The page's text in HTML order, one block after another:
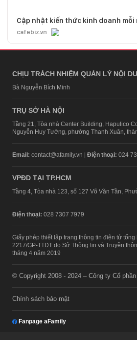
Cập nhật kiến thức kinh doanh mỗi
cafebiz.vn
CHỊU TRÁCH NHIỆM QUẢN LÝ NỘI
Bà Nguyễn Bích Minh
TRỤ SỞ HÀ NỘI
Tầng 21, Tòa nhà Center Building, Hapulico
Nguyễn Huy Tưởng, phường Thanh Xuân,
Email: contact@afamily.vn | Điện thoại: 024
VPĐD TẠI TP.HCM
Tầng 4, Tòa nhà 123, số 127 Võ Văn Tần,
Điện thoại: 028 7307 7979
Giấy phép thiết lập trang thông tin điện tử tổng
2217/GP-TTĐT do Sở Thông tin và Truyền
tháng 4 năm 2019
© Copyright 2008 - 2024 – Công ty Cổ
Chính sách bảo mật
Fanpage aFamily